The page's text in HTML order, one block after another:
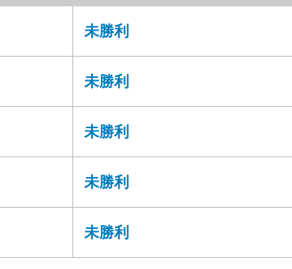
未勝利
未勝利
未勝利
未勝利
未勝利